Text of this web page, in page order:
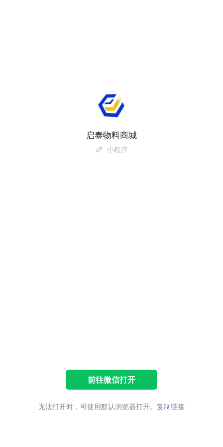
启泰物料商城
小程序
前往微信打开
无法打开时，可使用默认浏览器打开。 复制链接